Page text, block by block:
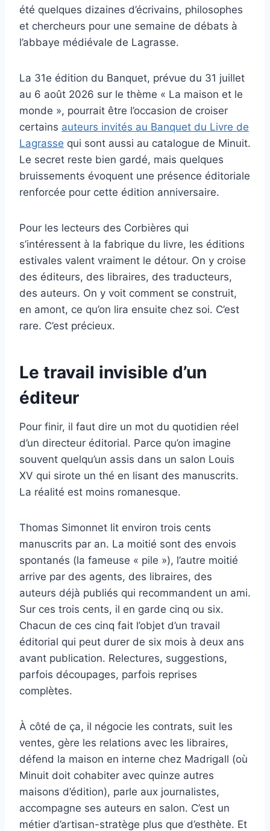
été quelques dizaines d’écrivains, philosophes
et chercheurs pour une semaine de débats à
l’abbaye médiévale de Lagrasse.
La 31e édition du Banquet, prévue du 31 juillet
au 6 août 2026 sur le thème « La maison et le
monde », pourrait être l’occasion de croiser
certains auteurs invités au Banquet du Livre de
Lagrasse qui sont aussi au catalogue de Minuit.
Le secret reste bien gardé, mais quelques
bruissements évoquent une présence éditoriale
renforcée pour cette édition anniversaire.
Pour les lecteurs des Corbières qui
s’intéressent à la fabrique du livre, les éditions
estivales valent vraiment le détour. On y croise
des éditeurs, des libraires, des traducteurs,
des auteurs. On y voit comment se construit,
en amont, ce qu’on lira ensuite chez soi. C’est
rare. C’est précieux.
Le travail invisible d’un
éditeur
Pour finir, il faut dire un mot du quotidien réel
d’un directeur éditorial. Parce qu’on imagine
souvent quelqu’un assis dans un salon Louis
XV qui sirote un thé en lisant des manuscrits.
La réalité est moins romanesque.
Thomas Simonnet lit environ trois cents
manuscrits par an. La moitié sont des envois
spontanés (la fameuse « pile »), l’autre moitié
arrive par des agents, des libraires, des
auteurs déjà publiés qui recommandent un ami.
Sur ces trois cents, il en garde cinq ou six.
Chacun de ces cinq fait l’objet d’un travail
éditorial qui peut durer de six mois à deux ans
avant publication. Relectures, suggestions,
parfois découpages, parfois reprises
complètes.
À côté de ça, il négocie les contrats, suit les
ventes, gère les relations avec les libraires,
défend la maison en interne chez Madrigall (où
Minuit doit cohabiter avec quinze autres
maisons d’édition), parle aux journalistes,
accompagne ses auteurs en salon. C’est un
métier d’artisan-stratège plus que d’esthète. Et